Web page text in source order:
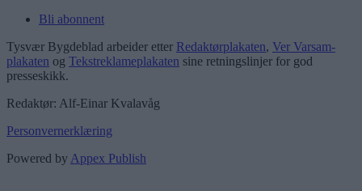
Bli abonnent
Tysvær Bygdeblad arbeider etter Redaktørplakaten, Ver Varsam-
plakaten og Tekstreklameplakaten sine retningslinjer for god
presseskikk.
Redaktør: Alf-Einar Kvalavåg
Personvernerklæring
Powered byAppex Publish